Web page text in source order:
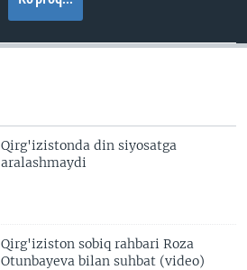
Qirg'izistonda din siyosatga
aralashmaydi
Qirg'iziston sobiq rahbari Roza
Otunbayeva bilan suhbat (video)